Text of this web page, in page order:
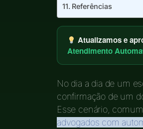
Referências
Atualizamos e
Atendimento
No dia a dia de um
confirmação de um
Esse cenário,
advogados com